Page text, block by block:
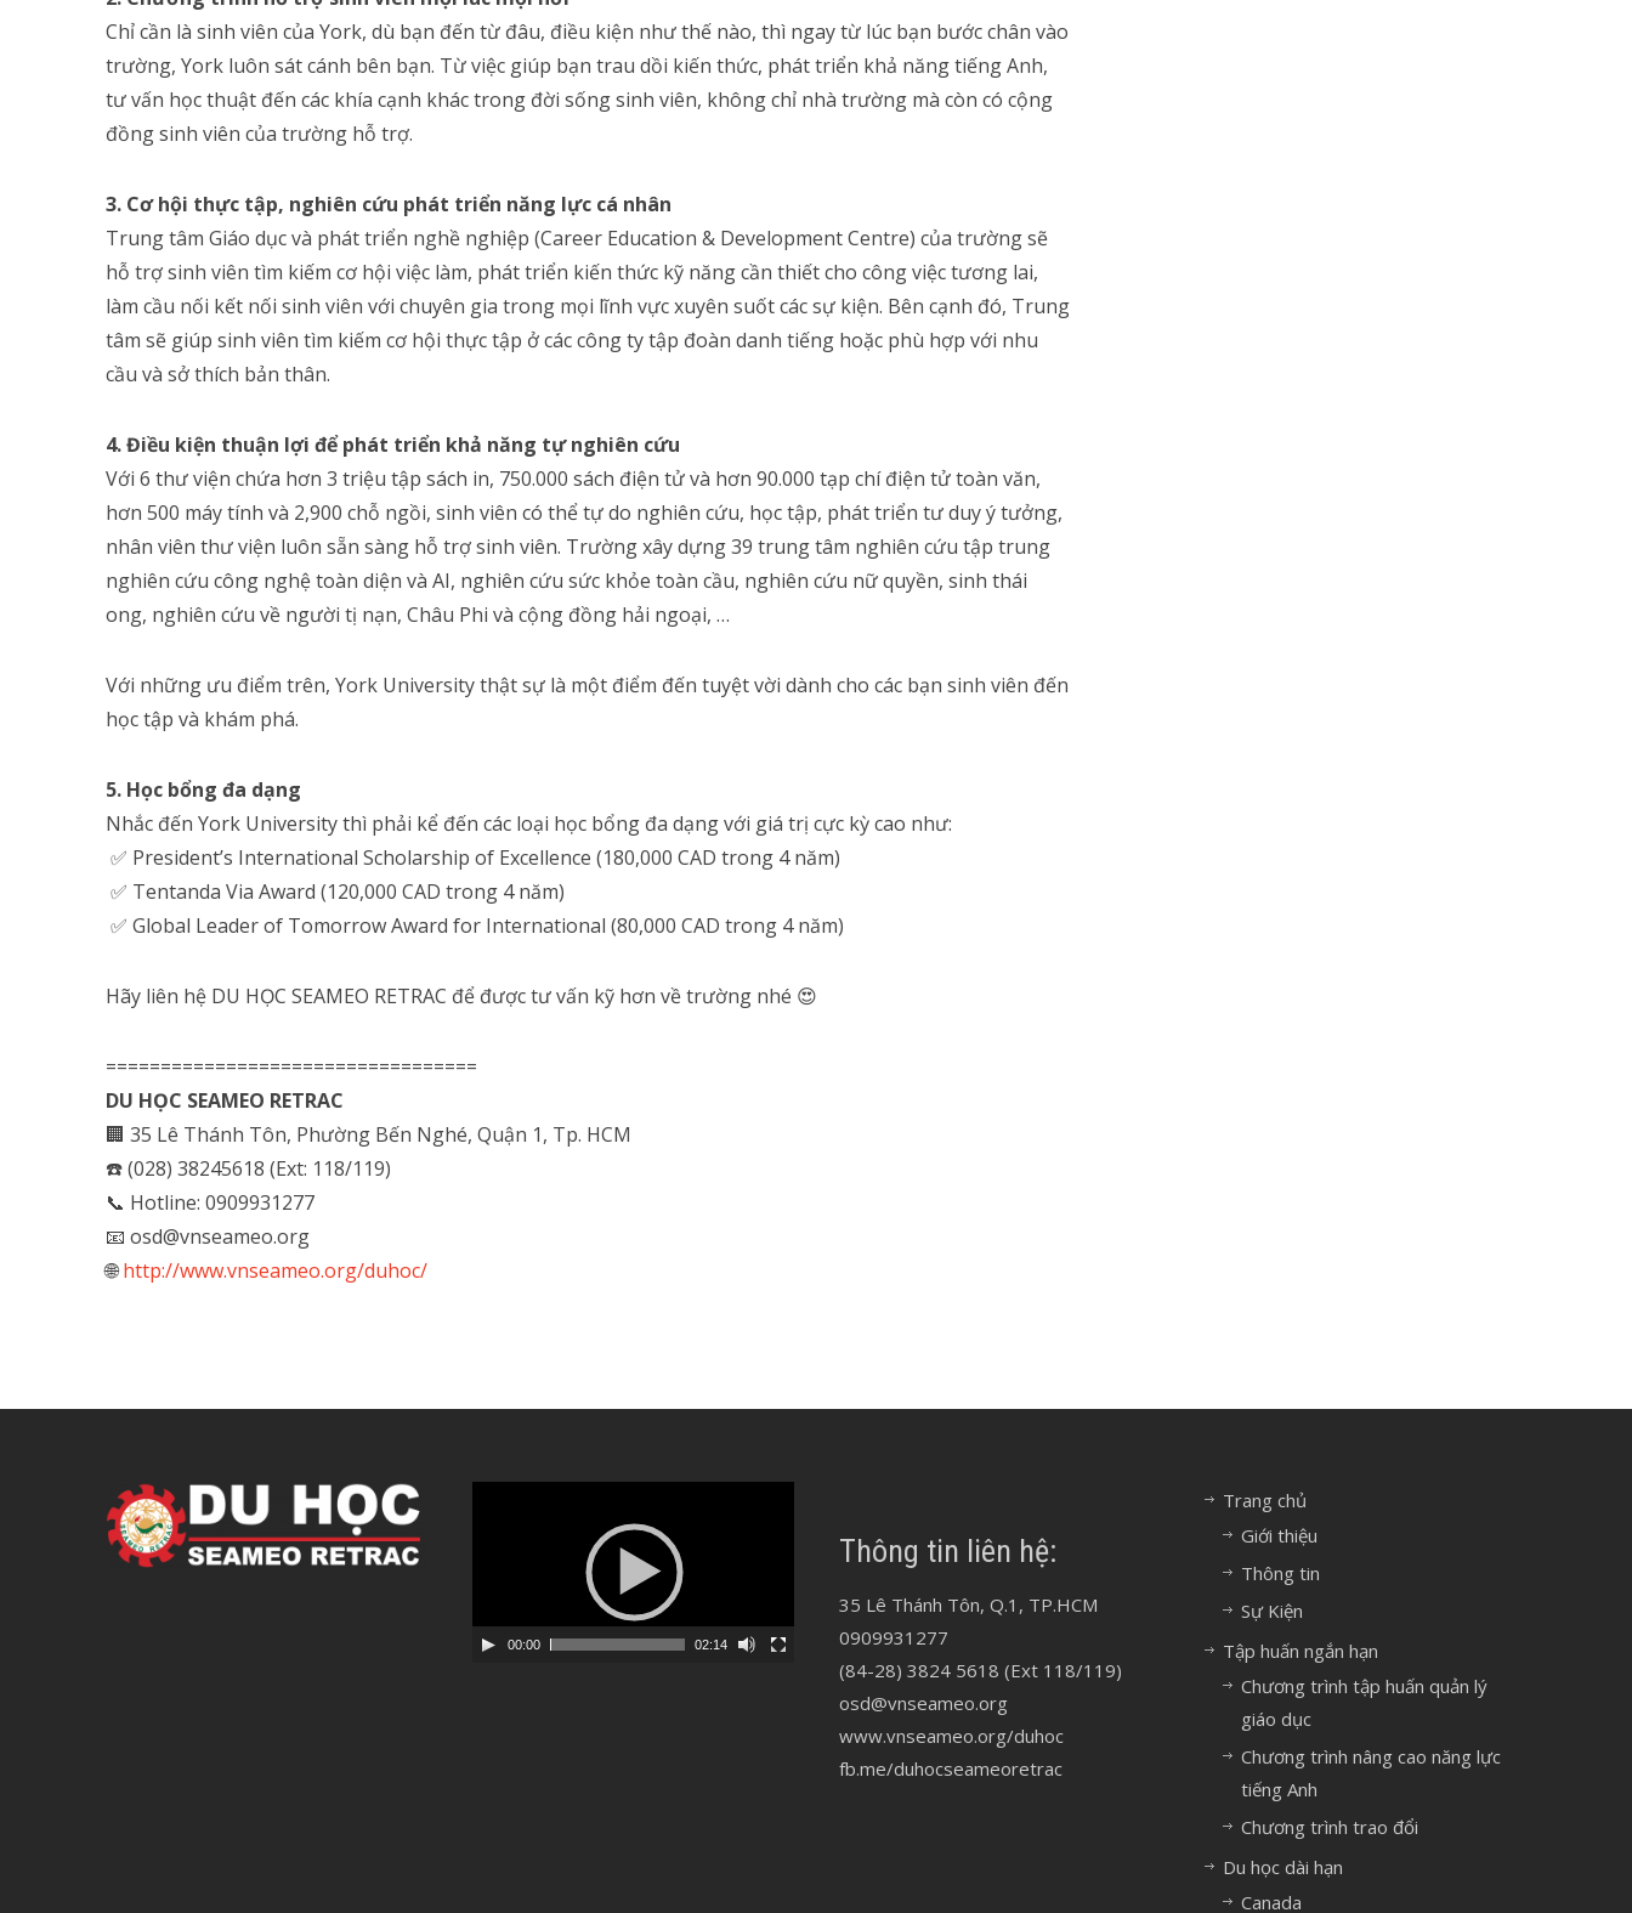
Chỉ cần là sinh viên của York, dù bạn đến từ đâu, điều kiện như thế nào, thì ngay từ lúc bạn bước chân vào
trường, York luôn sát cánh bên bạn. Từ việc giúp bạn trau dồi kiến thức, phát triển khả năng tiếng Anh,
tư vấn học thuật đến các khía cạnh khác trong đời sống sinh viên, không chỉ nhà trường mà còn có cộng
đồng sinh viên của trường hỗ trợ.
3. Cơ hội thực tập, nghiên cứu phát triển năng lực cá nhân
Trung tâm Giáo dục và phát triển nghề nghiệp (Career Education & Development Centre) của trường sẽ
hỗ trợ sinh viên tìm kiếm cơ hội việc làm, phát triển kiến thức kỹ năng cần thiết cho công việc tương lai,
làm cầu nối kết nối sinh viên với chuyên gia trong mọi lĩnh vực xuyên suốt các sự kiện. Bên cạnh đó, Trung
tâm sẽ giúp sinh viên tìm kiếm cơ hội thực tập ở các công ty tập đoàn danh tiếng hoặc phù hợp với nhu
cầu và sở thích bản thân.
4. Điều kiện thuận lợi để phát triển khả năng tự nghiên cứu
Với 6 thư viện chứa hơn 3 triệu tập sách in, 750.000 sách điện tử và hơn 90.000 tạp chí điện tử toàn văn,
hơn 500 máy tính và 2,900 chỗ ngồi, sinh viên có thể tự do nghiên cứu, học tập, phát triển tư duy ý tưởng,
nhân viên thư viện luôn sẵn sàng hỗ trợ sinh viên. Trường xây dựng 39 trung tâm nghiên cứu tập trung
nghiên cứu công nghệ toàn diện và AI, nghiên cứu sức khỏe toàn cầu, nghiên cứu nữ quyền, sinh thái
ong, nghiên cứu về người tị nạn, Châu Phi và cộng đồng hải ngoại, …
Với những ưu điểm trên, York University thật sự là một điểm đến tuyệt vời dành cho các bạn sinh viên đến
học tập và khám phá.
5. Học bổng đa dạng
Nhắc đến York University thì phải kể đến các loại học bổng đa dạng với giá trị cực kỳ cao như:
✅ President’s International Scholarship of Excellence (180,000 CAD trong 4 năm)
✅ Tentanda Via Award (120,000 CAD trong 4 năm)
✅ Global Leader of Tomorrow Award for International (80,000 CAD trong 4 năm)
Hãy liên hệ DU HỌC SEAMEO RETRAC để được tư vấn kỹ hơn về trường nhé 😍
==================================
DU HỌC SEAMEO RETRAC
🏢 35 Lê Thánh Tôn, Phường Bến Nghé, Quận 1, Tp. HCM
☎️ (028) 38245618 (Ext: 118/119)
📞 Hotline: 0909931277
📧 osd@vnseameo.org
🌐http://www.vnseameo.org/duhoc/
00:00 02:14
Thông tin liên hệ:
35 Lê Thánh Tôn, Q.1, TP.HCM
0909931277
(84-28) 3824 5618 (Ext 118/119)
osd@vnseameo.org
www.vnseameo.org/duhoc
fb.me/duhocseameoretrac
Trang chủ
Giới thiệu
Thông tin
Sự Kiện
Tập huấn ngắn hạn
Chương trình tập huấn quản lý
giáo dục
Chương trình nâng cao năng lực
tiếng Anh
Chương trình trao đổi
Du học dài hạn
Canada